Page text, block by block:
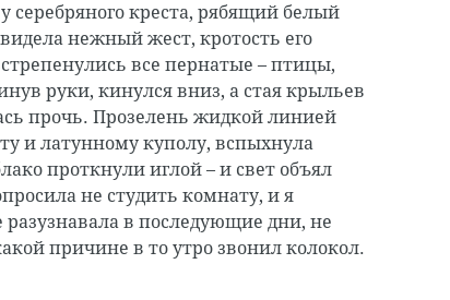
серебряного креста, рябящий белый
нежный жест, кротость его
все пернатые – птицы,
руки, кинулся вниз, а стая крыльев
прочь. Прозелень жидкой линией
и латунному куполу, вспыхнула
проткнули иглой – и свет объял
не студить комнату, и я
разузнавала в последующие дни, не
причине в то утро звонил колокол.